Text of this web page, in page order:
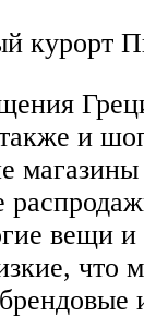
курорт
и
магазины
вещи и
что